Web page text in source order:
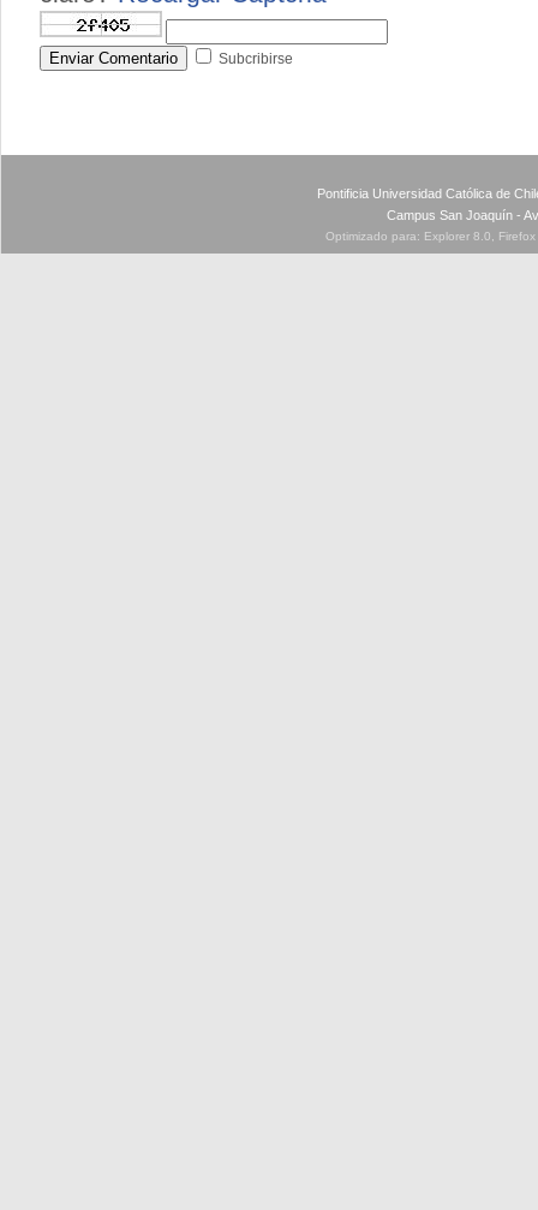
Enviar Comentario Subcribirse
Pontificia Universidad Católica de
Campus San Joaquín -
Optimizado para: Explorer 8.0,